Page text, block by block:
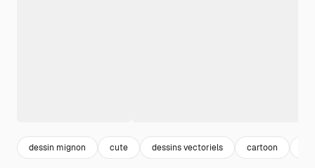
dessin mignon cute dessins vectoriels cartoon